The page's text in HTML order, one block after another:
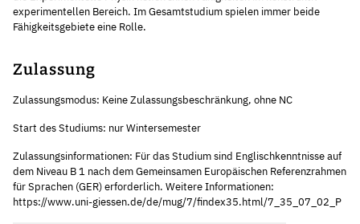
experimentellen Bereich. Im Gesamtstudium spielen immer beide
Fähigkeitsgebiete eine Rolle.
Zulassung
Zulassungsmodus: Keine Zulassungsbeschränkung, ohne NC
Start des Studiums: nur Wintersemester
Zulassungsinformationen: Für das Studium sind Englischkenntnisse auf
dem Niveau B 1 nach dem Gemeinsamen Europäischen Referenzrahmen
für Sprachen (GER) erforderlich. Weitere Informationen:
https://www.uni-giessen.de/de/mug/7/findex35.html/7_35_07_02_P